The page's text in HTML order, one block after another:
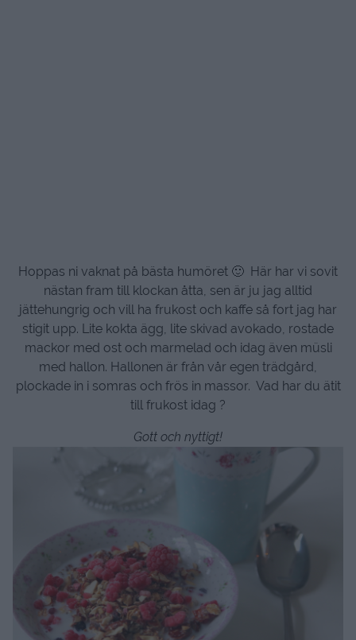
Hoppas ni vaknat på bästa humöret 🙂 Här har vi sovit
nästan fram till klockan åtta, sen är ju jag alltid
jättehungrig och vill ha frukost och kaffe så fort jag har
stigit upp. Lite kokta ägg, lite skivad avokado, rostade
mackor med ost och marmelad och idag även müsli
med hallon. Hallonen är från vår egen trädgård,
plockade in i somras och frös in massor. Vad har du ätit
till frukost idag ?
Gott och nyttigt!